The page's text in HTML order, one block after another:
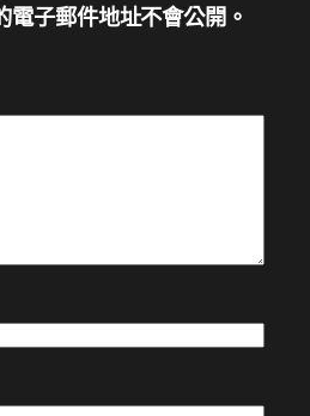
子郵件地址不會公開。